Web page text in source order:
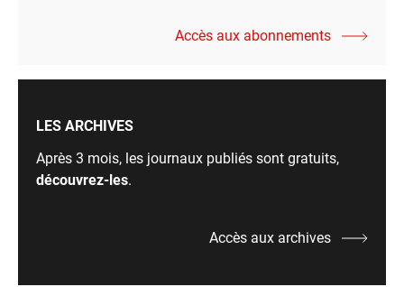
Accès aux abonnements
LES ARCHIVES
Après 3 mois, les journaux publiés sont gratuits,
découvrez-les.
Accès aux archives